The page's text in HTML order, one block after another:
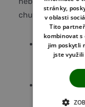
chuť.
Na hotová
nudle,
těstoviny.
Do marinád
omáčkou,
stránky,
v oblasti
Tito
kombinovat
jim poskytli
jste